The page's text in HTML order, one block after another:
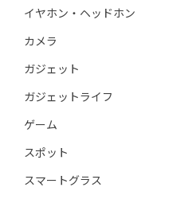
イヤホン・ヘッドホン
カメラ
ガジェット
ガジェットライフ
ゲーム
スポット
スマートグラス